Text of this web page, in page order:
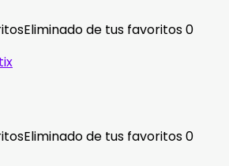
€.
Eliminado de tus favoritos0
Eliminado de tus favoritos0